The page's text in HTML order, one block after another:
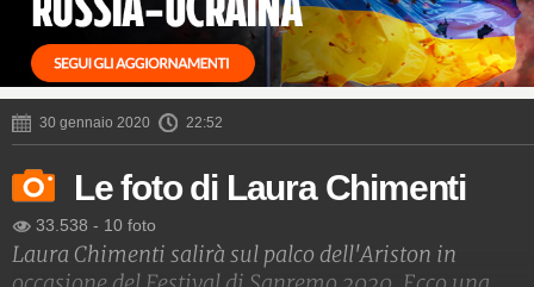
30 gennaio 2020 22:52
Le foto di Laura Chimenti
33.538 - 10 foto
Laura Chimenti salirà sul palco dell'Ariston in